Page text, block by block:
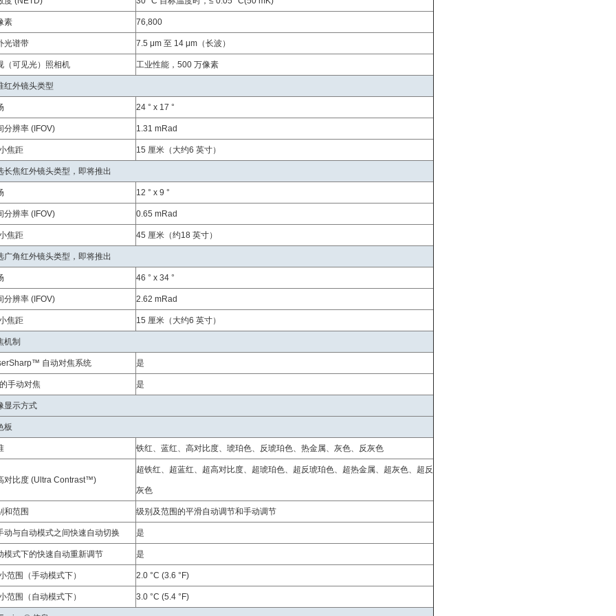
素 76,800
光谱带 7.5 μm 至 14 μm（长波）
（可见光）照相机 工业性能，500 万像素
红外镜头类型
24 ° x 17 °
分辨率 (IFOV) 1.31 mRad
焦距 15 厘米（大约6 英寸）
长焦红外镜头类型，即将推出
12 ° x 9 °
分辨率 (IFOV) 0.65 mRad
焦距 45 厘米（约18 英寸）
广角红外镜头类型，即将推出
46 ° x 34 °
分辨率 (IFOV) 2.62 mRad
焦距 15 厘米（大约6 英寸）
机制
自动对焦系统 是
手动对焦 是
显示方式
板
铁红、蓝红、高对比度、琥珀色、反琥珀色、热金属、灰色、反灰色
对比度 (Ultra Contrast™)
超铁红、超蓝红、超高对比度、超琥珀色、超反琥珀色、超热金属、超灰色、超反
灰色
和范围 级别及范围的平滑自动调节和手动调节
动与自动模式之间快速自动切换 是
模式下的快速自动重新调节 是
范围（手动模式下） 2.0 °C (3.6 °F)
范围（自动模式下） 3.0 °C (5.4 °F)